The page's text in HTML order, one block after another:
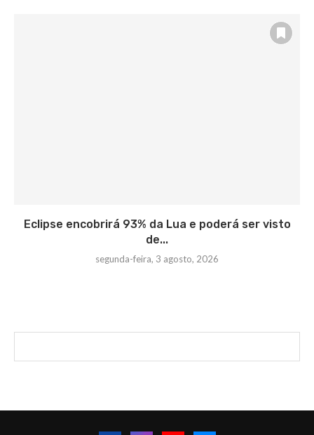
Eclipse encobrirá 93% da Lua e poderá ser visto
de...
segunda-feira, 3 agosto, 2026